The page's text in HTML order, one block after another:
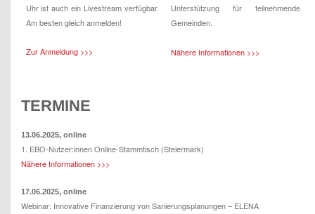
Uhr ist auch ein Livestream verfügbar.
Am besten gleich anmelden!
Zur Anmeldung >>>
Unterstützung für teilnehmende
Gemeinden.
Nähere Informationen >>>
TERMINE
13.06.2025, online
1. EBO-Nutzer:innen Online-Stammtisch (Steiermark)
Nähere Informationen >>>
17.06.2025, online
Webinar: Innovative Finanzierung von Sanierungsplanungen – ELENA